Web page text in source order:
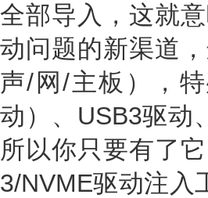
全部导入，这就
动问题的新渠道
声/网/主板），
动）、USB3驱动
所以你只要有了
3/NVME驱动注入